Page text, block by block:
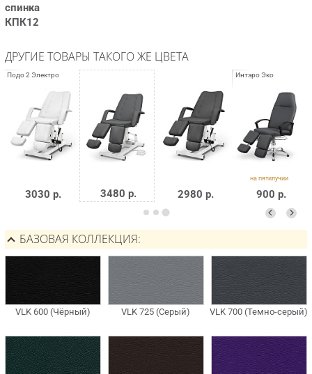
спинка
КПК12
ДРУГИЕ ТОВАРЫ ТАКОГО ЖЕ ЦВЕТА
3030 р. 3480 р. 2980 р. 900 р.
БАЗОВАЯ КОЛЛЕКЦИЯ